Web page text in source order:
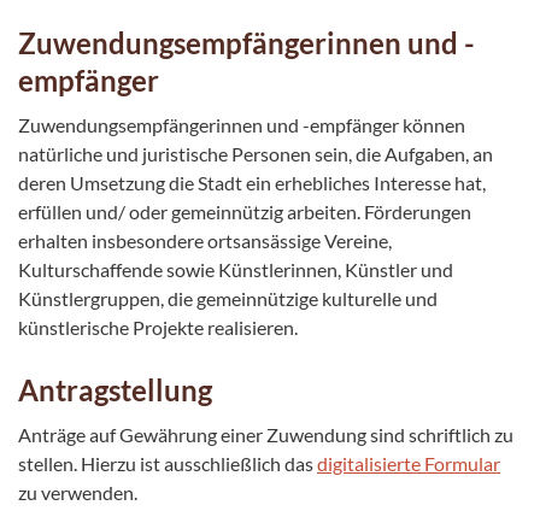
Zuwendungsempfängerinnen und -
empfänger
Zuwendungsempfängerinnen und -empfänger können
natürliche und juristische Personen sein, die Aufgaben, an
deren Umsetzung die Stadt ein erhebliches Interesse hat,
erfüllen und/ oder gemeinnützig arbeiten. Förderungen
erhalten insbesondere ortsansässige Vereine,
Kulturschaffende sowie Künstlerinnen, Künstler und
Künstlergruppen, die gemeinnützige kulturelle und
künstlerische Projekte realisieren.
Antragstellung
Anträge auf Gewährung einer Zuwendung sind schriftlich zu
stellen. Hierzu ist ausschließlich dasdigitalisierte Formular
zu verwenden.